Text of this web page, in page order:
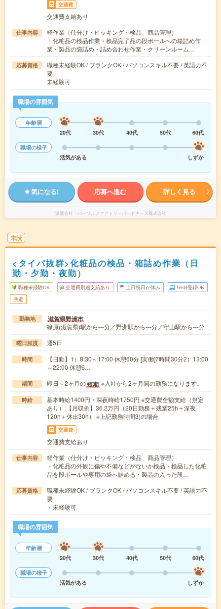
交通費
交通費支給あり
仕事内容
軽作業（仕分け・ピッキング・検品、商品管理）
・化粧品の検品作業・検品完了品の段ボールへの箱詰め作
業・製品の袋詰め・詰め合わせ作業・クリーンルーム…
応募資格
職種未経験OK / ブランクOK / パソコンスキル不要 / 英語力不
要
未経験可
職場の雰囲気
年齢層
20代
30代 40代 50代
60代
職場の様子
活気がある
しずか
気になる! 応募へ進む 詳しく見る
派遣会社 パーソルファクトリーパートナーズ株式会社
未読
<タイパ抜群>化粧品の検品・箱詰め作業（日
勤・夕勤・夜勤）
職種未経験OK 交通費別途支給あり 土日祝日が休み WEB登録OK
派遣
勤務地 滋賀県野洲市
篠原(滋賀県)駅から---分／野洲駅から---分／守山駅から---分
曜日頻度 週5日
時間
【日勤】1）8:30～17:00 休憩60分 [実働]7時間30分2）13:00
～22:00 休憩6…
期間 即日～2ヶ月の短期 ※入社から2ヶ月間の勤務になります。
時給
基本時給1400円・深夜時給1750円 ※交通費全額支給（規定
あり） 【月収例】36.2万円（20日勤務＋残業25h＋深夜
120h＋休出30h） ※上記勤務時間3)の場合
交通費
交通費支給あり
仕事内容
軽作業（仕分け・ピッキング・検品、商品管理）
・化粧品の外観に傷や不備などがないか検品・検品した化粧
品を段ボールや専用の袋へ詰める・製品の入った段…
応募資格
職種未経験OK / ブランクOK / パソコンスキル不要 / 英語力不
要
・未経験可
職場の雰囲気
年齢層
20代
30代 40代 50代
60代
職場の様子
活気がある
しずか